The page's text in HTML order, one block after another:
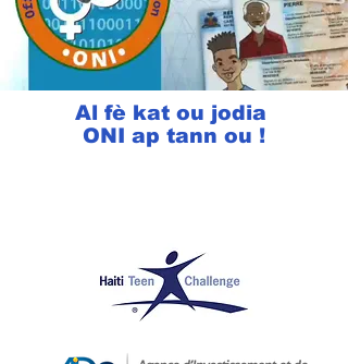
Al fè kat ou jodia
ONI ap tann ou !